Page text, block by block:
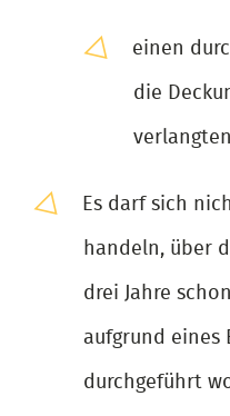
einen
die
Es darf sich
handeln, über
drei Jahre
aufgrund eines
durchgeführt